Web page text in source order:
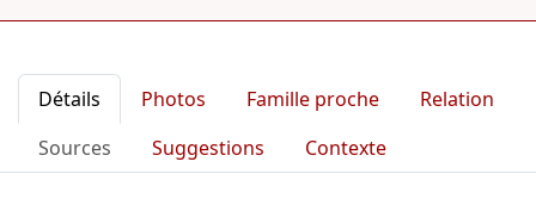
Détails Photos Famille proche
Relation
Sources
Suggestions Contexte